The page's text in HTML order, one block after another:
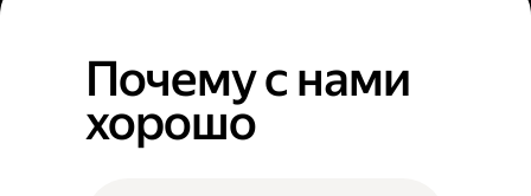
Почему с нами
хорошо